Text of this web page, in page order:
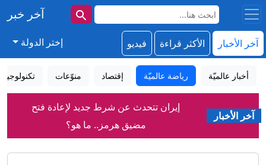
آخر خبر
آخر الأخبار الأكثر قراءة فيديو إختر الدولة
أخبار عالميّة رياضة عالميّة إقتصاد منوّعات تكنولوجيا
آخر الأخبار
إيران تتحدث عن شرط جديد لإعادة فتح
مضيق هرمز.. ما هو؟
بزشكيان: أفشلنا خطة لإدخال العدو قوات